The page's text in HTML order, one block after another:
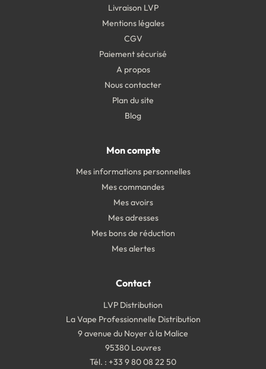
Livraison LVP
Mentions légales
CGV
Paiement sécurisé
A propos
Nous contacter
Plan du site
Blog
Mon compte
Mes informations personnelles
Mes commandes
Mes avoirs
Mes adresses
Mes bons de réduction
Mes alertes
Contact
LVP Distribution
La Vape Professionnelle Distribution
9 avenue du Noyer à la Malice
95380 Louvres
Tél. : +33 9 80 08 22 50